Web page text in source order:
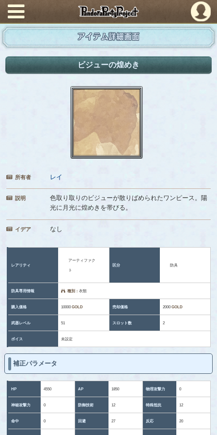
PandoraPartyProject
アイテム詳細画面
ビジューの煌めき
所有者 レイ
説明
色取り取りのビジューが散りばめられたワンピース。陽
光に月光に煌めきを帯びる。
イデア なし
レアリティ
アーティファク
ト
区分 防具
防具専用情報 種別：衣類
購入価格 10000GOLD 売却価格 2000GOLD
武器レベル 51 スロット数 2
ボイス 未設定
補正パラメータ
HP 4550 AP 1850 物理攻撃力 0
神秘攻撃力 0 防御技術 12 特殊抵抗 12
命中 0 回避 27 反応 20